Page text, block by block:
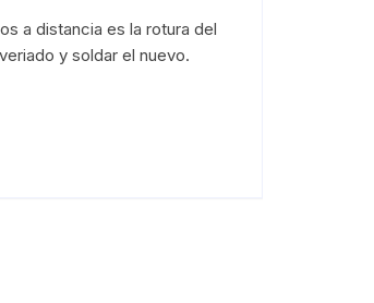
a distancia es la rotura del
y soldar el nuevo.